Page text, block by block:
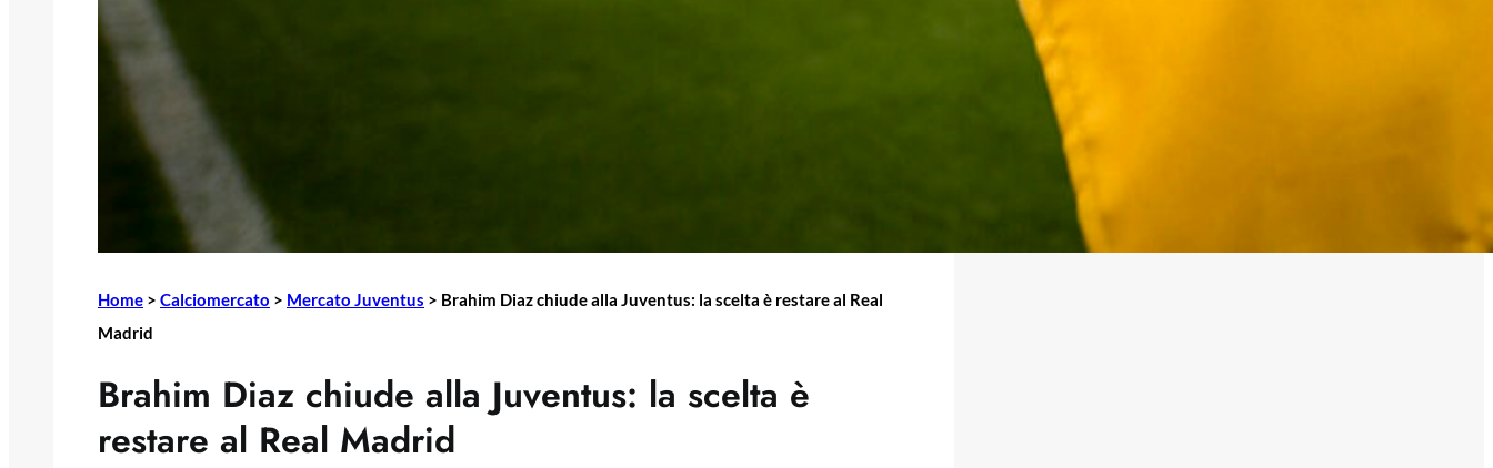
Home > Calciomercato > Mercato Juventus > Brahim Diaz chiude alla Juventus: la scelta è restare al Real
Madrid
Brahim Diaz chiude alla Juventus: la scelta è
restare al Real Madrid